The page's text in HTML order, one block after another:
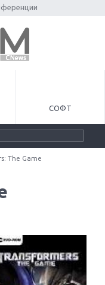
СОФТ
The Game